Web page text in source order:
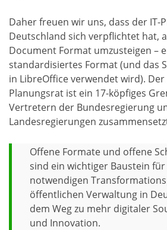
Daher freuen wir uns, dass der IT-
Deutschland sich verpflichtet hat,
Document Format umzusteigen –
standardisiertes Format (und das
in LibreOffice verwendet wird). Der
Planungsrat ist ein 17-köpfiges
Vertretern der Bundesregierung
Landesregierungen
Offene Formate und offene
sind ein wichtiger Baustein
notwendigen
öffentlichen Verwaltung in
dem Weg zu mehr digitaler
und Innovation.